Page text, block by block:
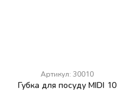
Артикул: 30010
Губка для посуду MIDI 10